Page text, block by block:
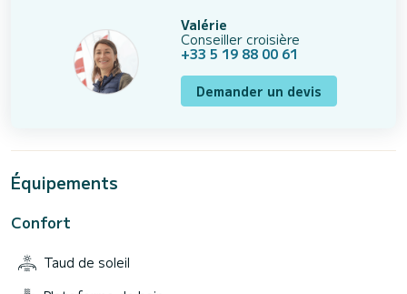
Valérie
Conseiller croisière
+33 5 19 88 00 61
Demander un devis
Équipements
Confort
Taud de soleil